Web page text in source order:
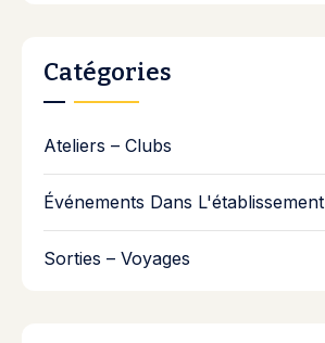
Catégories
Ateliers – Clubs
Événements Dans L'établissement
Sorties – Voyages